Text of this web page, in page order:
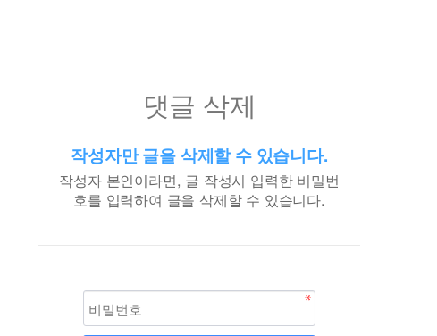
댓글 삭제
작성자만 글을 삭제할 수 있습니다.
작성자 본인이라면, 글 작성시 입력한 비밀번
호를 입력하여 글을 삭제할 수 있습니다.